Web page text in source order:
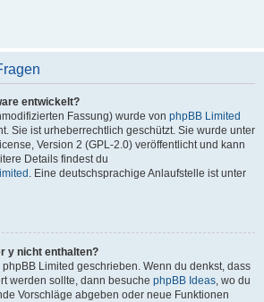
entwickelt?
Fassung) wurde von phpBB Limited
Sie ist urheberrechtlich geschützt. Sie wurde unter
Version 2 (GPL-2.0) veröffentlicht und kann
Details findest du
. Eine deutschsprachige Anlaufstelle ist unter
y nicht enthalten?
Limited geschrieben. Wenn du denkst, dass
werden sollte, dann besuche phpBB Ideas, wo du
Vorschläge abgeben oder neue Funktionen